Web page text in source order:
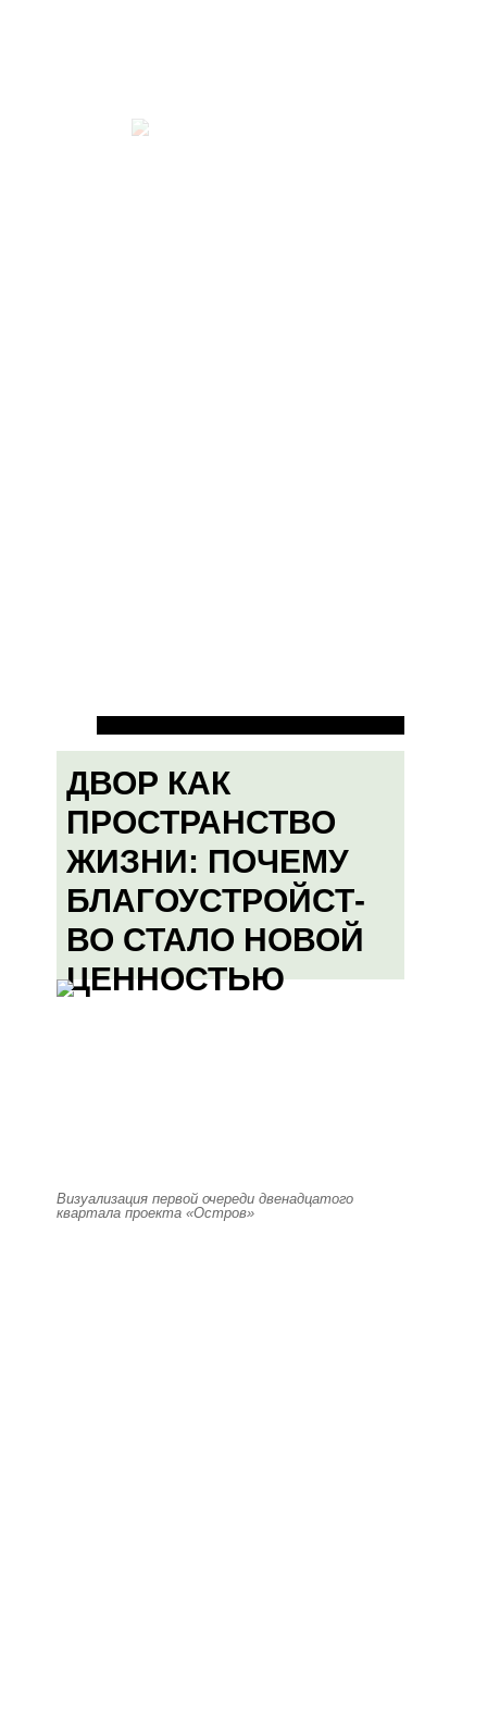
ДВОР КАК
ПРОСТРАНСТВО
ЖИЗНИ: ПОЧЕМУ
БЛАГОУСТРОЙСТ-
ВО СТАЛО НОВОЙ
ЦЕННОСТЬЮ
Визуализация первой очереди двенадцатого
квартала проекта «Остров»